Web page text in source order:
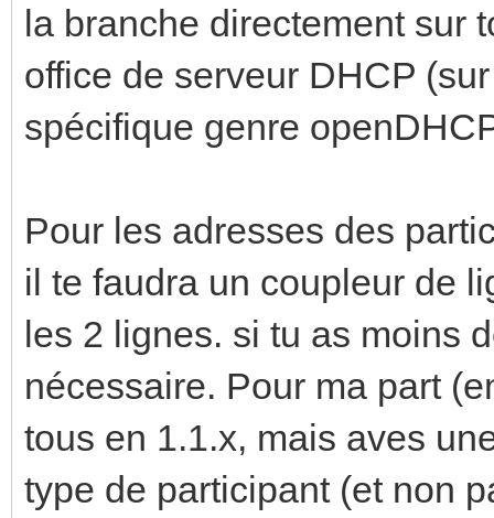
la branche directement sur
office de serveur DHCP
spécifique genre
Pour les adresses des
il te faudra un coupleur de
les 2 lignes. si tu as moins
nécessaire. Pour ma part
tous en 1.1.x, mais aves
type de participant (et non